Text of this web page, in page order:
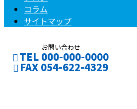
コラム
サイトマップ
お問い合わせ
TEL 000-000-0000
FAX 054-622-4329